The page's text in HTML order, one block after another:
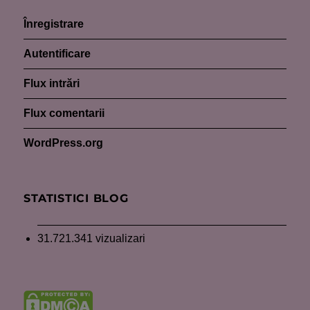
Înregistrare
Autentificare
Flux intrări
Flux comentarii
WordPress.org
STATISTICI BLOG
31.721.341 vizualizari